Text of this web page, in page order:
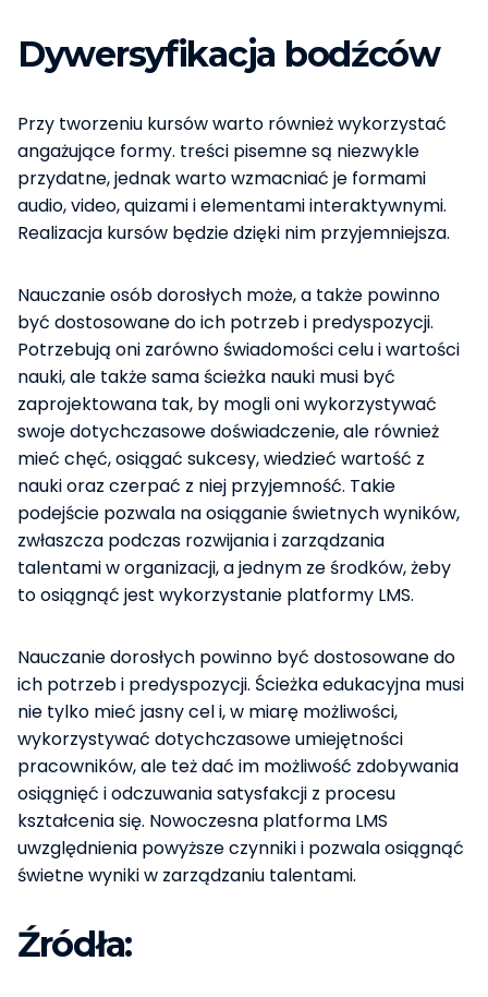
Dywersyfikacja bodźców
Przy tworzeniu kursów warto również wykorzystać
angażujące formy. treści pisemne są niezwykle
przydatne, jednak warto wzmacniać je formami
audio, video, quizami i elementami interaktywnymi.
Realizacja kursów będzie dzięki nim przyjemniejsza.
Nauczanie osób dorosłych może, a także powinno
być dostosowane do ich potrzeb i predyspozycji.
Potrzebują oni zarówno świadomości celu i wartości
nauki, ale także sama ścieżka nauki musi być
zaprojektowana tak, by mogli oni wykorzystywać
swoje dotychczasowe doświadczenie, ale również
mieć chęć, osiągać sukcesy, wiedzieć wartość z
nauki oraz czerpać z niej przyjemność. Takie
podejście pozwala na osiąganie świetnych wyników,
zwłaszcza podczas rozwijania i zarządzania
talentami w organizacji, a jednym ze środków, żeby
to osiągnąć jest wykorzystanie platformy LMS.
Nauczanie dorosłych powinno być dostosowane do
ich potrzeb i predyspozycji. Ścieżka edukacyjna musi
nie tylko mieć jasny cel i, w miarę możliwości,
wykorzystywać dotychczasowe umiejętności
pracowników, ale też dać im możliwość zdobywania
osiągnięć i odczuwania satysfakcji z procesu
kształcenia się. Nowoczesna platforma LMS
uwzględnienia powyższe czynniki i pozwala osiągnąć
świetne wyniki w zarządzaniu talentami.
Źródła: